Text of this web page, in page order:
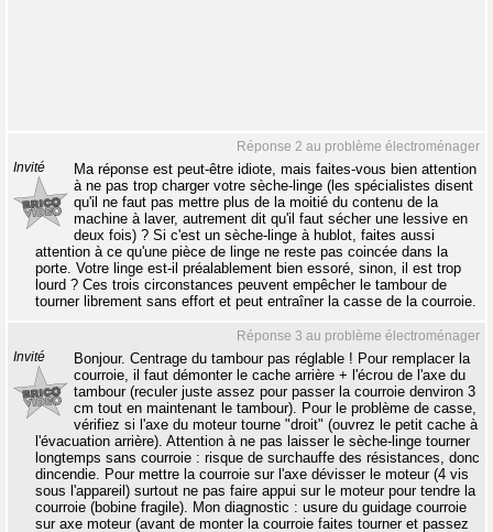
Réponse 2 au problème électroménager
Invité
Ma réponse est peut-être idiote, mais faites-vous bien attention
à ne pas trop charger votre sèche-linge (les spécialistes disent
qu'il ne faut pas mettre plus de la moitié du contenu de la
machine à laver, autrement dit qu'il faut sécher une lessive en
deux fois) ? Si c'est un sèche-linge à hublot, faites aussi
attention à ce qu'une pièce de linge ne reste pas coincée dans la
porte. Votre linge est-il préalablement bien essoré, sinon, il est trop
lourd ? Ces trois circonstances peuvent empêcher le tambour de
tourner librement sans effort et peut entraîner la casse de la courroie.
Réponse 3 au problème électroménager
Invité
Bonjour. Centrage du tambour pas réglable ! Pour remplacer la
courroie, il faut démonter le cache arrière + l'écrou de l'axe du
tambour (reculer juste assez pour passer la courroie denviron 3
cm tout en maintenant le tambour). Pour le problème de casse,
vérifiez si l'axe du moteur tourne "droit" (ouvrez le petit cache à
l'évacuation arrière). Attention à ne pas laisser le sèche-linge tourner
longtemps sans courroie : risque de surchauffe des résistances, donc
dincendie. Pour mettre la courroie sur l'axe dévisser le moteur (4 vis
sous l'appareil) surtout ne pas faire appui sur le moteur pour tendre la
courroie (bobine fragile). Mon diagnostic : usure du guidage courroie
sur axe moteur (avant de monter la courroie faites tourner et passez